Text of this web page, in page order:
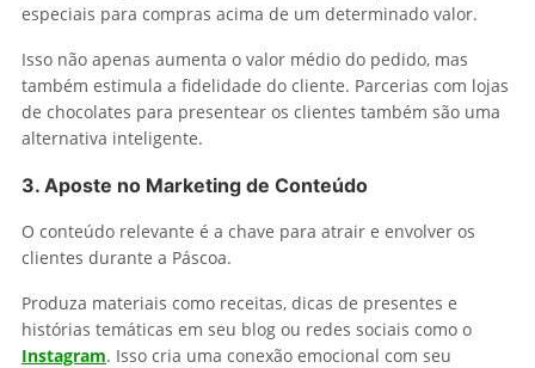
especiais para compras acima de um determinado valor.
Isso não apenas aumenta o valor médio do pedido, mas
também estimula a fidelidade do cliente. Parcerias com lojas
de chocolates para presentear os clientes também são uma
alternativa inteligente.
3. Aposte no Marketing de Conteúdo
O conteúdo relevante é a chave para atrair e envolver os
clientes durante a Páscoa.
Produza materiais como receitas, dicas de presentes e
histórias temáticas em seu blog ou redes sociais como o
Instagram. Isso cria uma conexão emocional com seu